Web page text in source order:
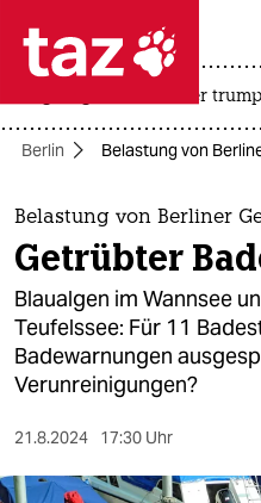
 taz
taz zahl
themen
politik
öko
gesellschaft
kultur
sport
usa unter trump
Berlin Belastung von
Belastung von Berliner
Getrübter
Blaualgen im Wannsee
Teufelssee: Für 11
Badewarnungen
Verunreinigungen?
21.8.2024 17:30 Uhr